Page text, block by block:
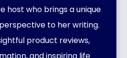
host who brings a unique
to her writing.
product reviews,